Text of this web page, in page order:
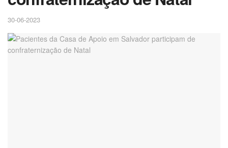
30-06-2023